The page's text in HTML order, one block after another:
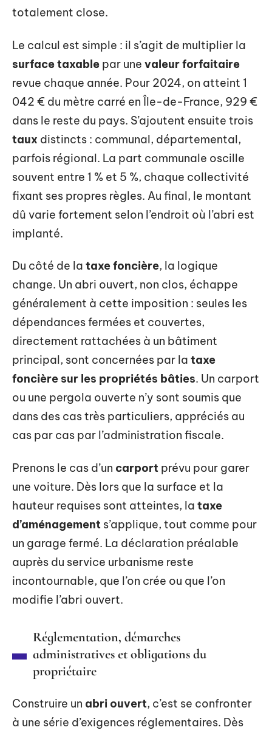
totalement close.
Le calcul est simple : il s’agit de multiplier la
surface taxable par une valeur forfaitaire
revue chaque année. Pour 2024, on atteint 1
042 € du mètre carré en Île-de-France, 929 €
dans le reste du pays. S’ajoutent ensuite trois
taux distincts : communal, départemental,
parfois régional. La part communale oscille
souvent entre 1 % et 5 %, chaque collectivité
fixant ses propres règles. Au final, le montant
dû varie fortement selon l’endroit où l’abri est
implanté.
Du côté de la taxe foncière, la logique
change. Un abri ouvert, non clos, échappe
généralement à cette imposition : seules les
dépendances fermées et couvertes,
directement rattachées à un bâtiment
principal, sont concernées par la taxe
foncière sur les propriétés bâties. Un carport
ou une pergola ouverte n’y sont soumis que
dans des cas très particuliers, appréciés au
cas par cas par l’administration fiscale.
Prenons le cas d’un carport prévu pour garer
une voiture. Dès lors que la surface et la
hauteur requises sont atteintes, la taxe
d’aménagement s’applique, tout comme pour
un garage fermé. La déclaration préalable
auprès du service urbanisme reste
incontournable, que l’on crée ou que l’on
modifie l’abri ouvert.
Réglementation, démarches
administratives et obligations du
propriétaire
Construire un abri ouvert, c’est se confronter
à une série d’exigences réglementaires. Dès